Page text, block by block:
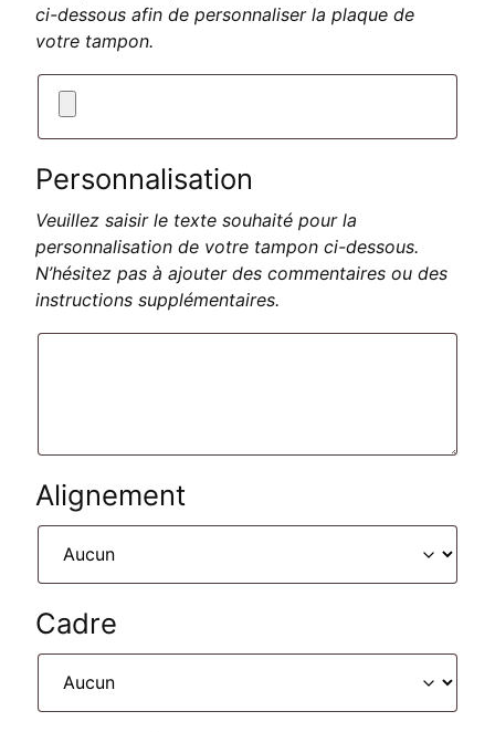
ci-dessous afin de personnaliser la plaque de
votre tampon.
Personnalisation
Veuillez saisir le texte souhaité pour la
personnalisation de votre tampon ci-dessous.
N’hésitez pas à ajouter des commentaires ou des
instructions supplémentaires.
Alignement
Cadre